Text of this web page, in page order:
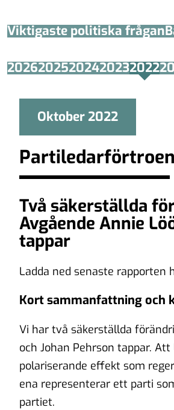
Viktigaste politiska frågan
20262025202420232022
Oktober 2022
Två säkerställda
Avgående Annie
tappar
Ladda ned senaste rapporten
Kort sammanfattning och
Vi har två säkerställda
och Johan Pehrson tappar.
polariserande effekt som
ena representerar ett parti
partiet.